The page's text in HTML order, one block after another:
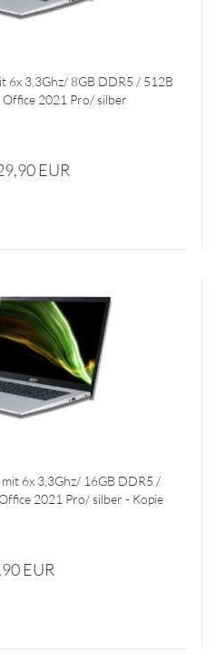
6x 3,3Ghz/ 8GB DDR5 / 512B
Office 2021 Pro/ silber
EUR
6x 3,3Ghz/ 16GB DDR5 /
2021 Pro/ silber - Kopie
EUR